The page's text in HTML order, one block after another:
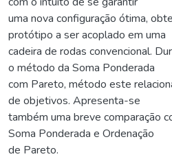
uma nova configuração ótima,
protótipo a ser acoplado em uma
cadeira de rodas convencional.
o método da Soma Ponderada
com Pareto, método este
de objetivos. Apresenta-se
também uma breve comparação
Soma Ponderada e Ordenação
de Pareto.